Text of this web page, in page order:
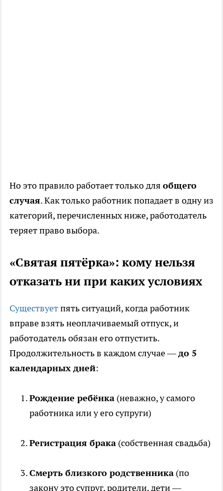
Но это правило работает только для общего
случая. Как только работник попадает в одну из
категорий, перечисленных ниже, работодатель
теряет право выбора.
«Святая пятёрка»: кому нельзя
отказать ни при каких условиях
Существуетпять ситуаций, когда работник
вправе взять неоплачиваемый отпуск, и
работодатель обязан его отпустить.
Продолжительность в каждом случае —до 5
календарных дней:
Рождение ребёнка (неважно, у самого
работника или у его супруги)
Регистрация брака (собственная свадьба)
Смерть близкого родственника (по
закону это супруг, родители, дети —